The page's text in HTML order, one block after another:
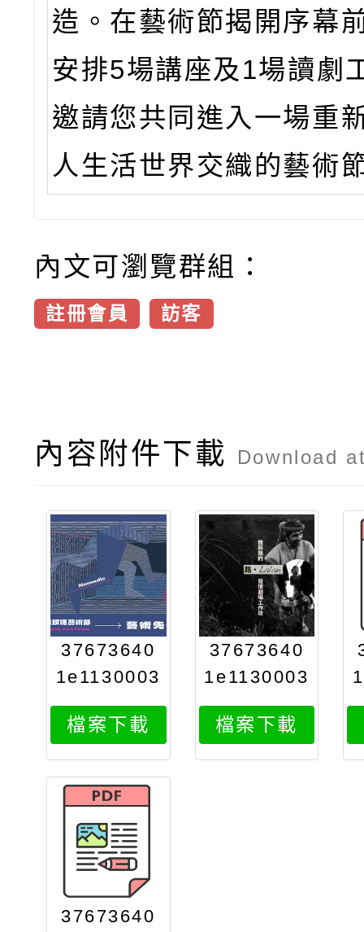
造。在藝術節揭開序幕
安排5場講座及1場讀劇
邀請您共同進入一場重
人生活世界交織的藝術
內文可瀏覽群組：
註冊會員 訪客
內容附件下載 Download
37673640
1e1130003
398attach
1
檔案下載
37673640
1e1130003
398attach
2
檔案下載
37673640